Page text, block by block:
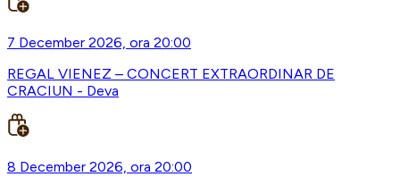
7 December 2026, ora 20:00
REGAL VIENEZ – CONCERT EXTRAORDINAR DE
CRACIUN - Deva
8 December 2026, ora 20:00